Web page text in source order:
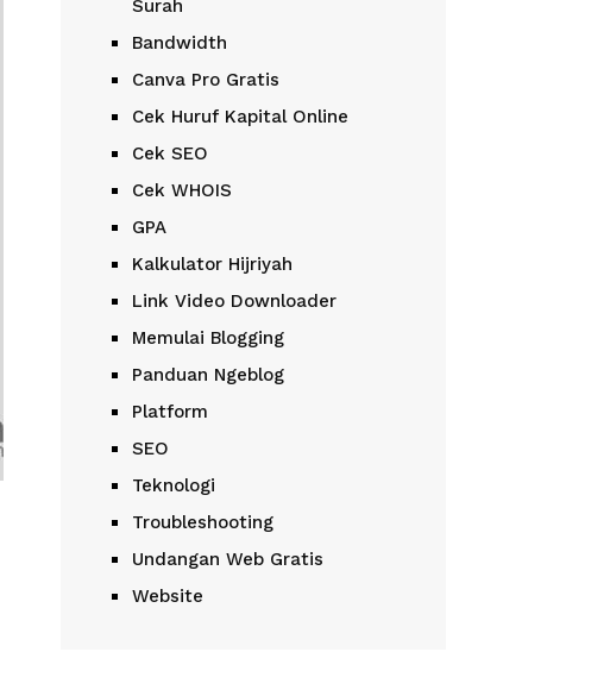
Surah
Bandwidth
Canva Pro Gratis
Cek Huruf Kapital Online
Cek SEO
Cek WHOIS
GPA
Kalkulator Hijriyah
Link Video Downloader
Memulai Blogging
Panduan Ngeblog
Platform
SEO
Teknologi
Troubleshooting
Undangan Web Gratis
Website